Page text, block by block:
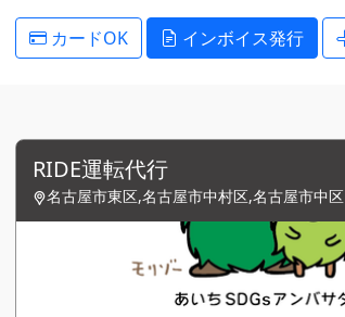
カードOK インボイス発行
RIDE運転代行
名古屋市東区,名古屋市中村区,名古屋市中区